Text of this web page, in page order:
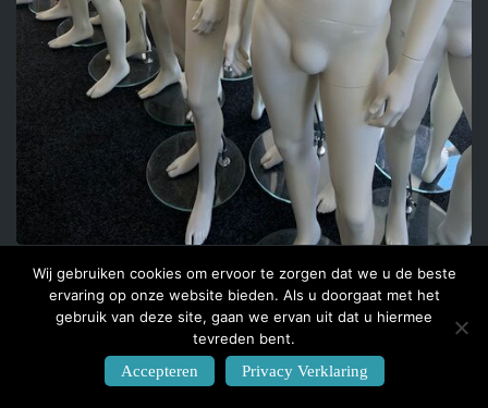
Wij gebruiken cookies om ervoor te zorgen dat we u de beste
ervaring op onze website bieden. Als u doorgaat met het
gebruik van deze site, gaan we ervan uit dat u hiermee
tevreden bent.
Accepteren
Privacy Verklaring